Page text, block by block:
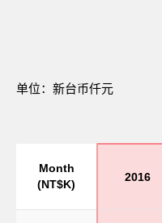
单位：新台币仟元
Month
(NT$K)
2016